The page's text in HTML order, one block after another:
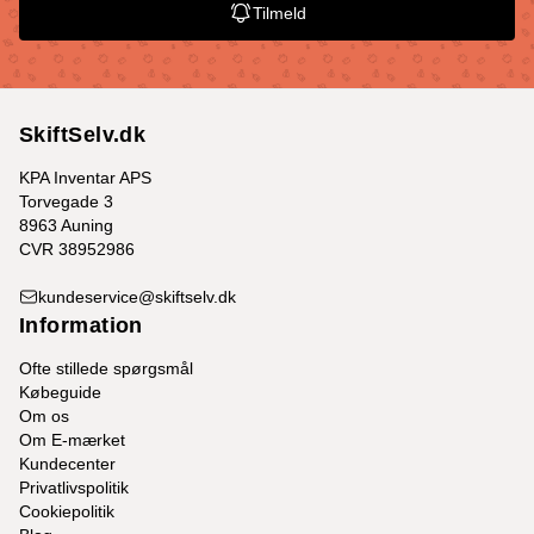
Tilmeld
SkiftSelv.dk
KPA Inventar APS
Torvegade 3
8963 Auning
CVR 38952986
kundeservice@skiftselv.dk
Information
Ofte stillede spørgsmål
Købeguide
Om os
Om E-mærket
Kundecenter
Privatlivspolitik
Cookiepolitik